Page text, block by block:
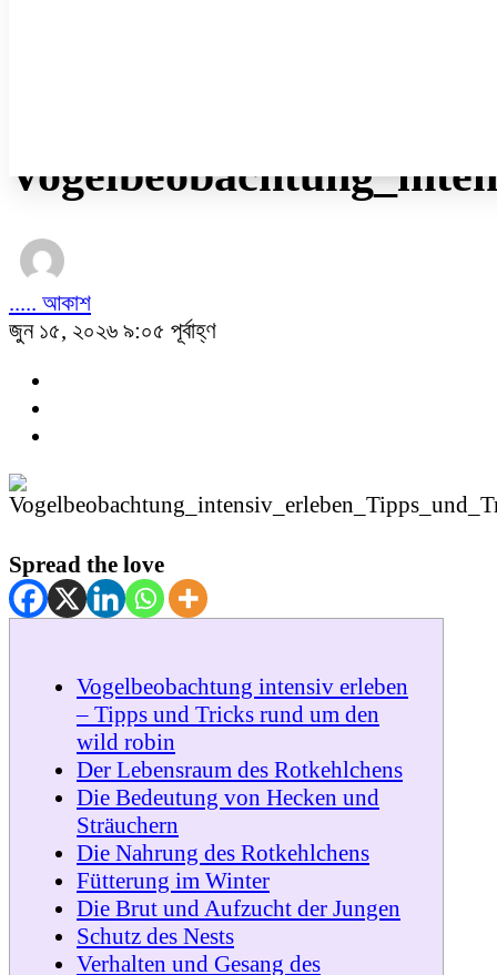
..... আকাশ
জুন ১৫, ২০২৬ ৯:০৫ পূর্বাহ্ণ
Spread the love
Vogelbeobachtung intensiv erleben
– Tipps und Tricks rund um den
wild robin
Der Lebensraum des Rotkehlchens
Die Bedeutung von Hecken und
Sträuchern
Die Nahrung des Rotkehlchens
Fütterung im Winter
Die Brut und Aufzucht der Jungen
Schutz des Nests
Verhalten und Gesang des